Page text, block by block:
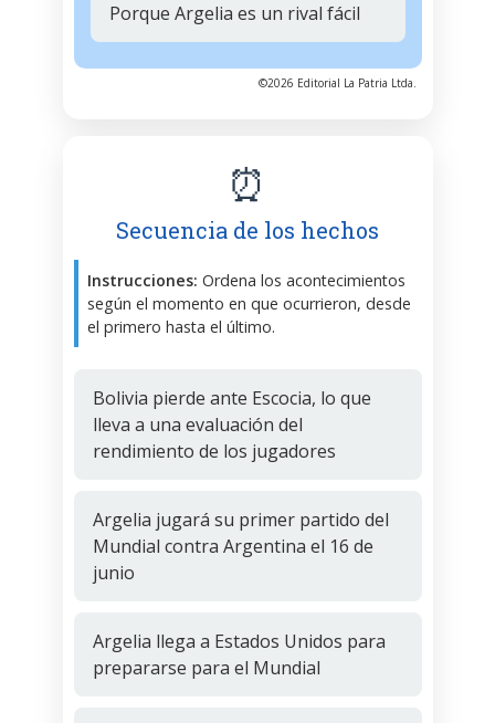
Porque Argelia es un rival fácil
©2026 Editorial La Patria Ltda.
⏰
Secuencia de los hechos
Instrucciones: Ordena los acontecimientos
según el momento en que ocurrieron, desde
el primero hasta el último.
Bolivia pierde ante Escocia, lo que
lleva a una evaluación del
rendimiento de los jugadores
Argelia jugará su primer partido del
Mundial contra Argentina el 16 de
junio
Argelia llega a Estados Unidos para
prepararse para el Mundial